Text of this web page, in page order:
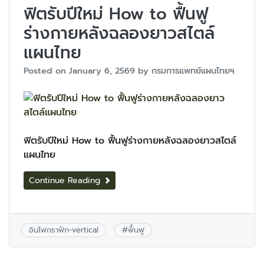
ฟิตรับปีใหม่ How to ฟื้นฟู
ร่างกายหลังฉลองยาวสไตล์
แผนไทย
Posted on January 6, 2569 by กรมการแพทย์แผนไทยฯ
ฟิตรับปีใหม่ How to ฟื้นฟูร่างกายหลังฉลองยาวสไตล์
แผนไทย
Continue Reading
อินโฟกราฟิก-vertical #ฟื้นฟู